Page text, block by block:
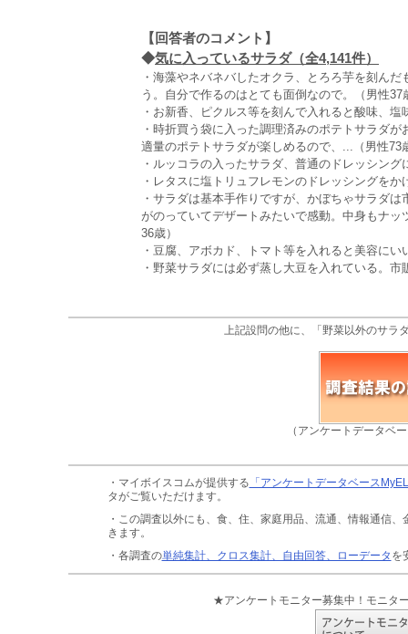
【回答者のコメント】
◆気に入っているサラダ（全4,141件）
・海藻やネバネバしたオクラ、とろろ芋を刻ん
う。自分で作るのはとても面倒なので。（男性37
・お新香、ピクルス等を刻んで入れると酸味、
・時折買う袋に入った調理済みのポテトサラダ
適量のポテトサラダが楽しめるので、...（男性73
・ルッコラの入ったサラダ、普通のドレッシン
・レタスに塩トリュフレモンのドレッシングをか
・サラダは基本手作りですが、かぼちゃサラダ
がのっていてデザートみたいで感動。中身もナ
36歳）
・豆腐、アボカド、トマト等を入れると美容に
・野菜サラダには必ず蒸し大豆を入れている。
上記設問の他に、「野菜以外のサラ
（アンケートデータベ
・マイボイスコムが提供する 「アンケートデータベース
タがご覧いただけます。
・この調査以外にも、食、住、家庭用品、流通、情報通信、
きます。
・各調査の単純集計、クロス集計、自由回答、ローデータ を
★アンケートモニター募集中！モニタ